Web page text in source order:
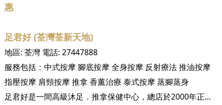
惠
足君好 (荃灣荃新天地)
地區: 荃灣電話: 27447888
服務包括： 中式按摩 腳底按摩全身按摩 反射療法推油按摩
指壓按摩 肩頸按摩推拿香薰治療 泰式按摩蒸腳蒸身
足君好是一間高級沐足．推拿保健中心，總店於2000年正式進駐黃埔花園，成立至今已擁有13間分店遍佈港九新界，會員超過30,000名，每年服務顧客人數超過二十五萬人次。足君好集合了眾多人力、物力，針對現代都市人健康的問題展開研究，以中國數千年的養身之道—足底按摩、穴位推拿、淋巴排毒，配合超過300名最專業細心的推拿技師，加上環境衛生．憩靜舒適，為顧客提供五星級的養身保健服務。 大型沐足集團，擁有十多間分店